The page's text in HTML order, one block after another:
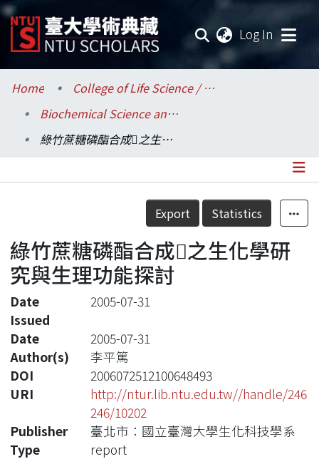
Log In
Communities & Collections
Research Outputs
Statistics
Home
College of Life Science / 生命科學院
Biochemical Science and Technology / 生化科技學系
綠竹蔗糖磷酯合成之生化學研究與生理功能探討
Details
Export Statistics
綠竹蔗糖磷酯合成之生化學研
究與生理功能探討
Date
Issued
2005-07-31
Date
2005-07-31
Author(s)
李平篤
DOI
2006072512100648493
URI
http://ntur.lib.ntu.edu.tw//handle/246
246/10202
Publisher
臺北市：國立臺灣大學生化科技學系
Type
report